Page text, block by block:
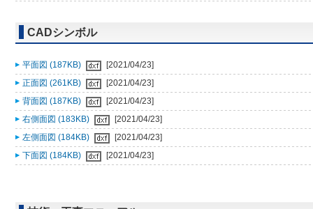
CADシンボル
平面図 (187KB)
[2021/04/23]
正面図 (261KB)
[2021/04/23]
背面図 (187KB)
[2021/04/23]
右側面図 (183KB)
[2021/04/23]
左側面図 (184KB)
[2021/04/23]
下面図 (184KB)
[2021/04/23]